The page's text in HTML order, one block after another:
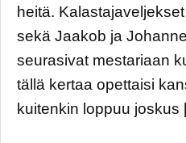
heitä.
sekä Jaakob ja
seurasivat mestariaan
tällä kertaa opettaisi
kuitenkin loppuu